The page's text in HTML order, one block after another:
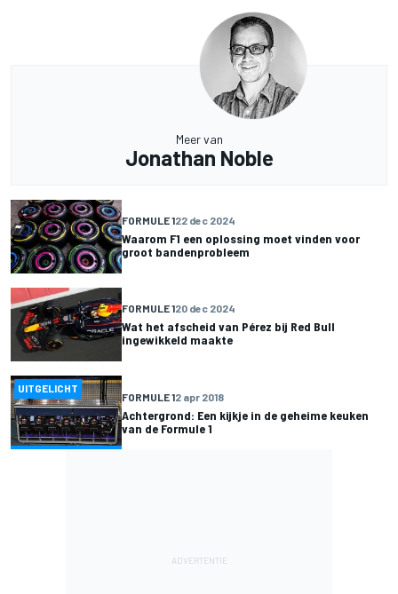
Meer van
Jonathan Noble
FORMULE 122 dec 2024
Waarom F1 een oplossing moet vinden voor
groot bandenprobleem
FORMULE 120 dec 2024
Wat het afscheid van Pérez bij Red Bull
ingewikkeld maakte
UITGELICHT
FORMULE 12 apr 2018
Achtergrond: Een kijkje in de geheime keuken
van de Formule 1